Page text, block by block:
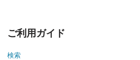
ご利用ガイド
検索